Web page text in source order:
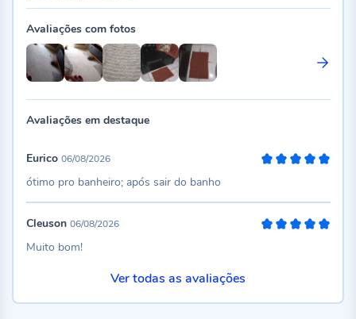
Avaliações com fotos
Avaliações em destaque
Eurico 06/08/2026
ótimo pro banheiro; após sair do banho
Cleuson 06/08/2026
Muito bom!
Ver todas as avaliações